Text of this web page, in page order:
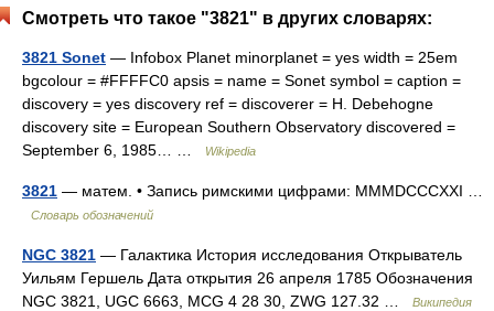
Смотреть что такое "3821" в других словарях:
3821 Sonet — Infobox Planet minorplanet = yes width = 25em
bgcolour = #FFFFC0 apsis = name = Sonet symbol = caption =
discovery = yes discovery ref = discoverer = H. Debehogne
discovery site = European Southern Observatory discovered =
September 6, 1985… …
Wikipedia
3821 — матем. • Запись римскими цифрами: MMMDCCCXXI …
Словарь обозначений
NGC 3821 — Галактика История исследования Открыватель
Уильям Гершель Дата открытия 26 апреля 1785 Обозначения
NGC 3821, UGC 6663, MCG 4 28 30, ZWG 127.32 …
Википедия